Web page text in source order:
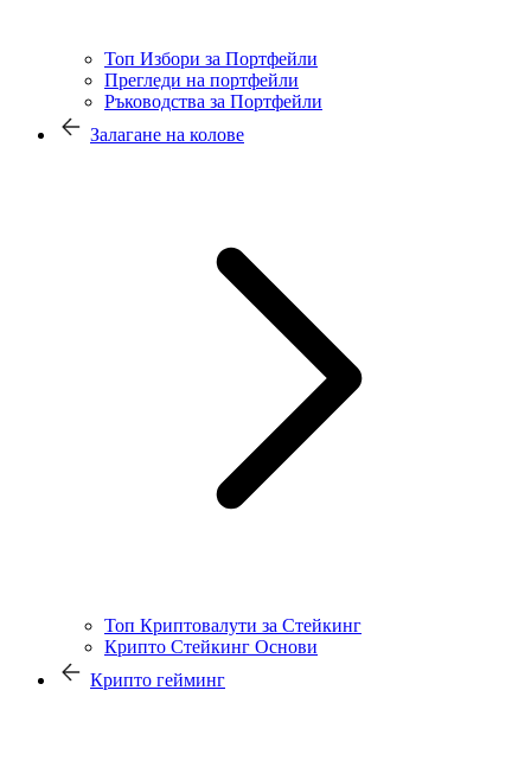
Топ Избори за Портфейли
Прегледи на портфейли
Ръководства за Портфейли
Залагане на колове
Топ Криптовалути за Стейкинг
Крипто Стейкинг Основи
Крипто гейминг